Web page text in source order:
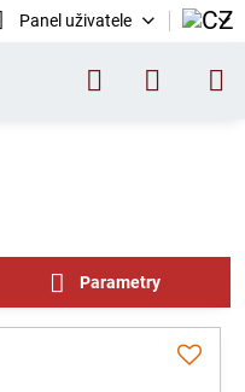
Panel uživatele
Parametry